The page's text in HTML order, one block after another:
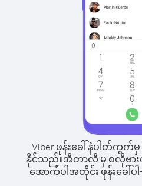
Viber ဖုန်းခေါ်နံပါတ်ကွက်
နိုင်သည်။အီတာလီ မှ စလိုဗား
အောက်ပါအတိုင်း ဖုန်းခေါ်ပါ-